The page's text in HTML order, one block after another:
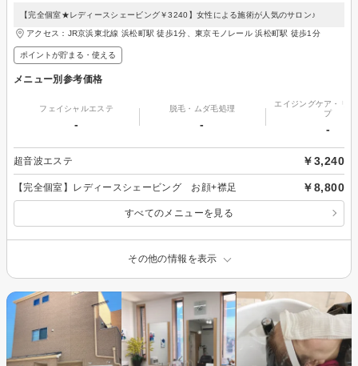
【完全個室★レディースシェービング￥3240】女性による施術が人気のサロン♪
アクセス：JR京浜東北線 浜松町駅 徒歩1分、東京モノレール 浜松町駅 徒歩1分
ポイントが貯まる・使える
メニュー別参考価格
フェイシャルエステ
-
脱毛・ムダ毛処理
-
エイジングケア・リ
プ
-
超音波エステ ￥3,240
【完全個室】レディースシェービング お顔+襟足 ￥8,800
すべてのメニューを見る
その他の情報を表示